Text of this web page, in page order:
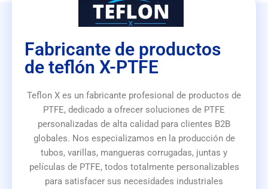
Fabricante de productos
de teflón X-PTFE
Teflon X es un fabricante profesional de productos de
PTFE, dedicado a ofrecer soluciones de PTFE
personalizadas de alta calidad para clientes B2B
globales. Nos especializamos en la producción de
tubos, varillas, mangueras corrugadas, juntas y
películas de PTFE, todos totalmente personalizables
para satisfacer sus necesidades industriales